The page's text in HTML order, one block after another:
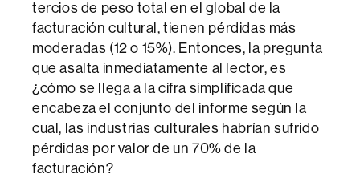
tercios de peso total en el global de la
facturación cultural, tienen pérdidas más
moderadas (12 o 15%). Entonces, la pregunta
que asalta inmediatamente al lector, es
¿cómo se llega a la cifra simplificada que
encabeza el conjunto del informe según la
cual, las industrias culturales habrían sufrido
pérdidas por valor de un 70% de la
facturación?